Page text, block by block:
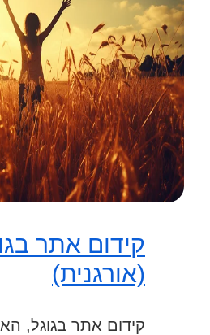
קידום אתר
(אורגנית)
קידום אתר בגוגל,